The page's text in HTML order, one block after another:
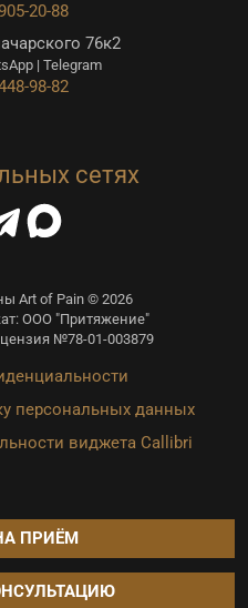
20-88
76к2
| Telegram
98-82
сетях
Art of Pain © 2026
ООО "Притяжение"
№78-01-003879
персональных данных
виджета Callibri
ПРИЁМ